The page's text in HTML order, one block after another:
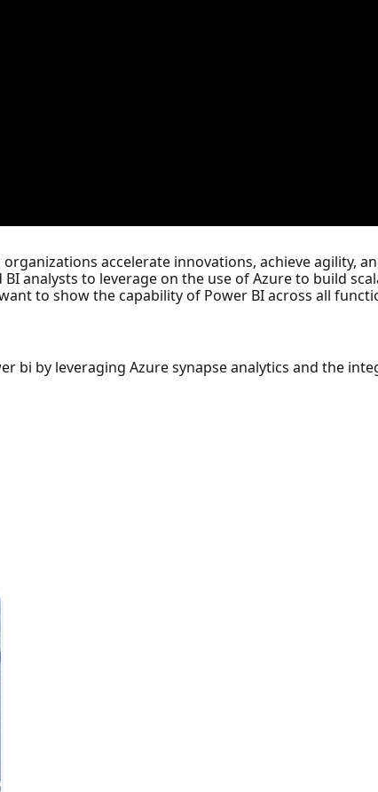
accelerate innovations, achieve agility,
analysts to leverage on the use of Azure to build
to show the capability of Power BI across all
bi by leveraging Azure synapse analytics and the